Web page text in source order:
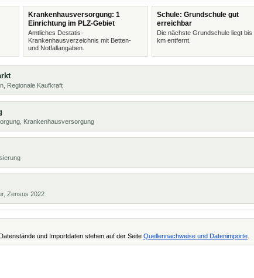
Krankenhausversorgung: 1
Einrichtung im PLZ-Gebiet
Amtliches Destatis-
Krankenhausverzeichnis mit Betten-
und Notfallangaben.
Schule: Grundschule gut
erreichbar
Die nächste Grundschule liegt bis
km entfernt.
Regionale Kaufkraft
Krankenhausversorgung
Zensus 2022
und Importdaten stehen auf der Seite Quellennachweise und Datenimporte